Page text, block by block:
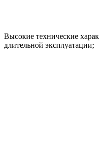
Высокие технические
длительной эксплуатации;